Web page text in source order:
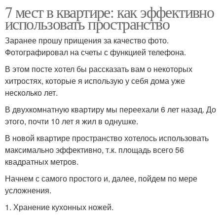
7 мест в квартире: как эффективно
использовать пространство
Заранее прошу прищения за качество фото.
Фотографировал на счеты с функцией телефона.
В этом посте хотел бы рассказать вам о некоторых
хитростях, которые я использую у себя дома уже
несколько лет.
В двухкомнатную квартиру мы переехали 6 лет назад. До
этого, почти 10 лет я жил в однушке.
В новой квартире пространство хотелось использовать
максимально эффективно, т.к. площадь всего 56
квадратных метров.
Начнем с самого простого и, далее, пойдем по мере
усложнения.
1. Хранение кухонных ножей.